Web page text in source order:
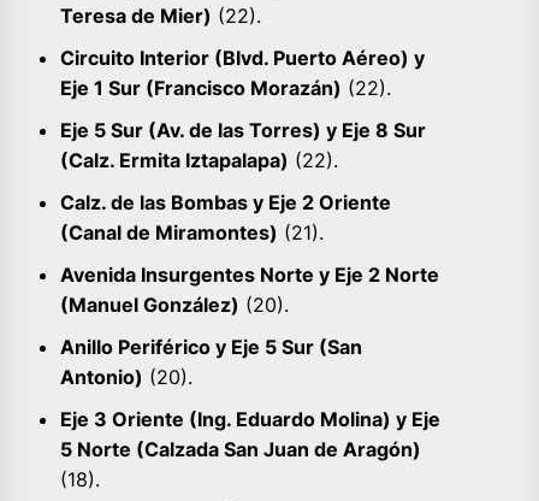
Teresa de Mier) (22).
Circuito Interior (Blvd. Puerto Aéreo) y
Eje 1 Sur (Francisco Morazán) (22).
Eje 5 Sur (Av. de las Torres) y Eje 8 Sur
(Calz. Ermita Iztapalapa) (22).
Calz. de las Bombas y Eje 2 Oriente
(Canal de Miramontes) (21).
Avenida Insurgentes Norte y Eje 2 Norte
(Manuel González) (20).
Anillo Periférico y Eje 5 Sur (San
Antonio) (20).
Eje 3 Oriente (Ing. Eduardo Molina) y Eje
5 Norte (Calzada San Juan de Aragón)
(18).